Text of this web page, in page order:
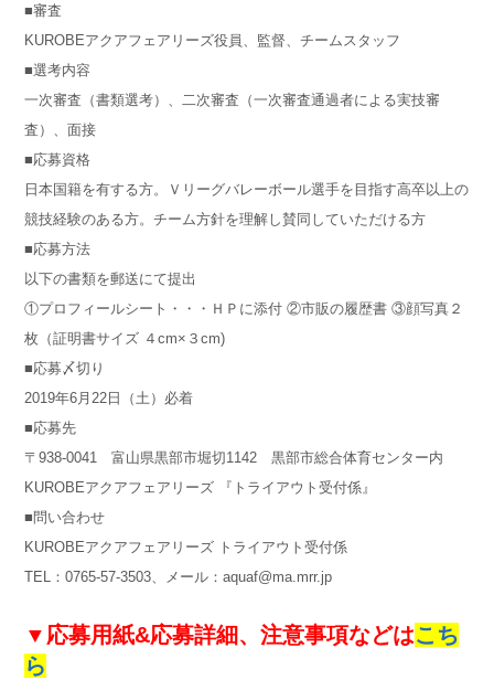
■審査
KUROBEアクアフェアリーズ役員、監督、チームスタッフ
■選考内容
一次審査（書類選考）、二次審査（一次審査通過者による実技審
査）、面接
■応募資格
日本国籍を有する方。Ｖリーグバレーボール選手を目指す高卒以上の
競技経験のある方。チーム方針を理解し賛同していただける方
■応募方法
以下の書類を郵送にて提出
①プロフィールシート・・・ＨＰに添付 ②市販の履歴書 ③顔写真２
枚（証明書サイズ ４cm×３cm)
■応募〆切り
2019年6月22日（土）必着
■応募先
〒938-0041 富山県黒部市堀切1142 黒部市総合体育センター内
KUROBEアクアフェアリーズ 『トライアウト受付係』
■問い合わせ
KUROBEアクアフェアリーズ トライアウト受付係
TEL：0765-57-3503、メール：aquaf@ma.mrr.jp
▼応募用紙&応募詳細、注意事項などはこち
ら